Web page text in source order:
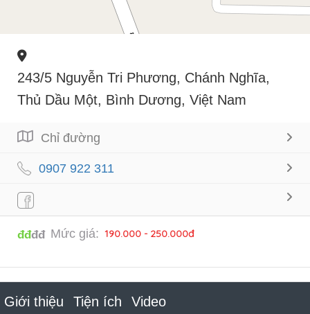
243/5 Nguyễn Tri Phương, Chánh Nghĩa,
Thủ Dầu Một, Bình Dương, Việt Nam
Chỉ đường
0907 922 311
đđđđ Mức giá: 190.000 - 250.000đ
Giới thiệu Tiện ích Video